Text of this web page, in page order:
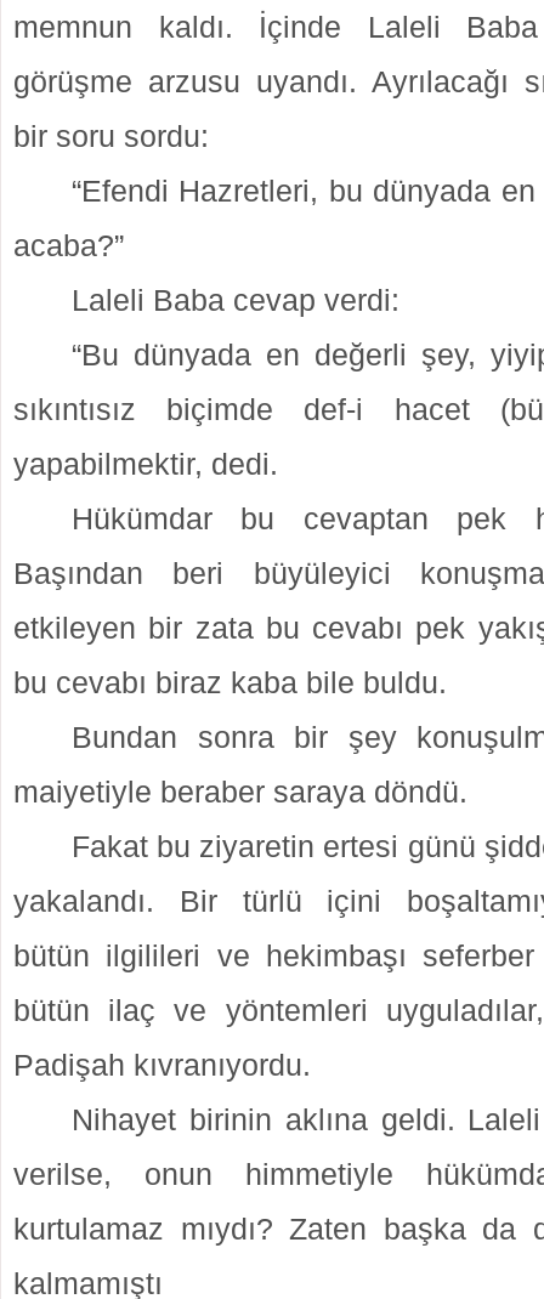
memnun kaldı. İçinde Laleli
görüşme arzusu uyandı. Ayrılacağı
bir soru sordu:
“Efendi Hazretleri, bu dünyada
acaba?”
Laleli Baba cevap verdi:
“Bu dünyada en değerli şey,
sıkıntısız biçimde def-i hacet
yapabilmektir, dedi.
Hükümdar bu cevaptan pek
Başından beri büyüleyici
etkileyen bir zata bu cevabı pek
bu cevabı biraz kaba bile buldu.
Bundan sonra bir şey
maiyetiyle beraber saraya döndü.
Fakat bu ziyaretin ertesi günü
yakalandı. Bir türlü içini
bütün ilgilileri ve hekimbaşı
bütün ilaç ve yöntemleri
Padişah kıvranıyordu.
Nihayet birinin aklına geldi.
verilse, onun himmetiyle
kurtulamaz mıydı? Zaten başka da
kalmamıştı